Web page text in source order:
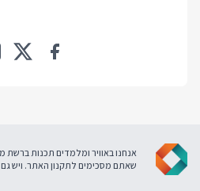
שאתם מסכימים לתקנון האתר. ויש גם